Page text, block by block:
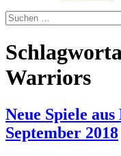
Suchen
nach:
Warriors
Neue Spiele
September 2018